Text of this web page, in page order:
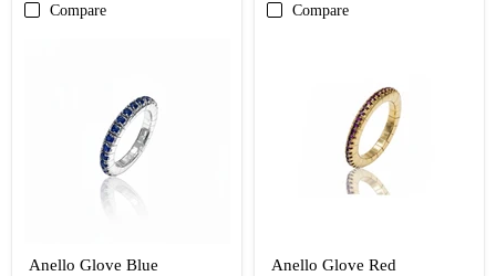
Compare
Anello Glove Blue
Compare
Anello Glove Red